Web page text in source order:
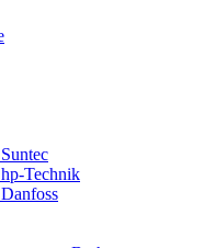
Technik